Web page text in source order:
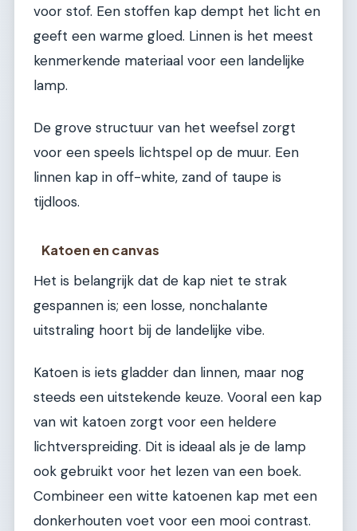
voor stof. Een stoffen kap dempt het licht en
geeft een warme gloed. Linnen is het meest
kenmerkende materiaal voor een landelijke
lamp.
De grove structuur van het weefsel zorgt
voor een speels lichtspel op de muur. Een
linnen kap in off-white, zand of taupe is
tijdloos.
Katoen en canvas
Het is belangrijk dat de kap niet te strak
gespannen is; een losse, nonchalante
uitstraling hoort bij de landelijke vibe.
Katoen is iets gladder dan linnen, maar nog
steeds een uitstekende keuze. Vooral een kap
van wit katoen zorgt voor een heldere
lichtverspreiding. Dit is ideaal als je de lamp
ook gebruikt voor het lezen van een boek.
Combineer een witte katoenen kap met een
donkerhouten voet voor een mooi contrast.